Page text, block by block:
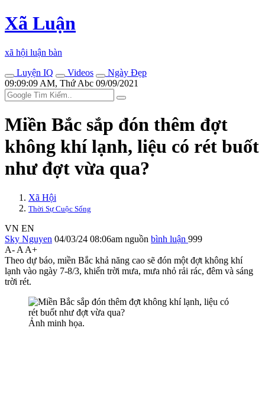
Xã Luận
xã hội luận bàn
Luyện IQ
Videos
Ngày Đẹp
09:09:09 AM, Thứ Abc 09/09/2021
Miền Bắc sắp đón thêm đợt
không khí lạnh, liệu có rét buốt
như đợt vừa qua?
Xã Hội
Thời Sự Cuộc Sống
VN EN
Sky Nguyen 04/03/24 08:06am nguồn bình luận 999
A- A A+
Theo dự báo, miền Bắc khả năng cao sẽ đón một đợt không khí
lạnh vào ngày 7-8/3, khiến trời mưa, mưa nhỏ rải rác, đêm và sáng
trời rét.
Ảnh minh họa.